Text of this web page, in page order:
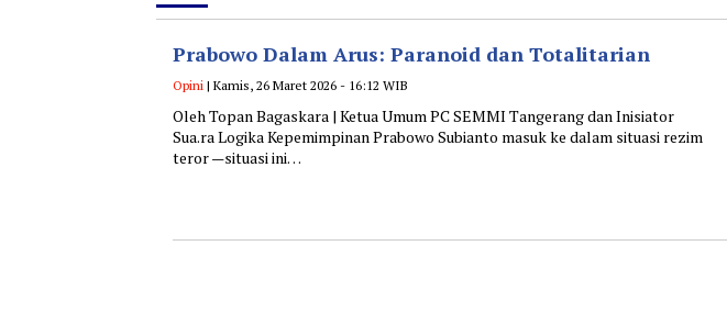
Prabowo Dalam Arus: Paranoid dan Totalitarian
Opini | Kamis, 26 Maret 2026 - 16:12 WIB
Oleh Topan Bagaskara | Ketua Umum PC SEMMI Tangerang dan Inisiator
Sua.ra Logika Kepemimpinan Prabowo Subianto masuk ke dalam situasi rezim
teror —situasi ini…